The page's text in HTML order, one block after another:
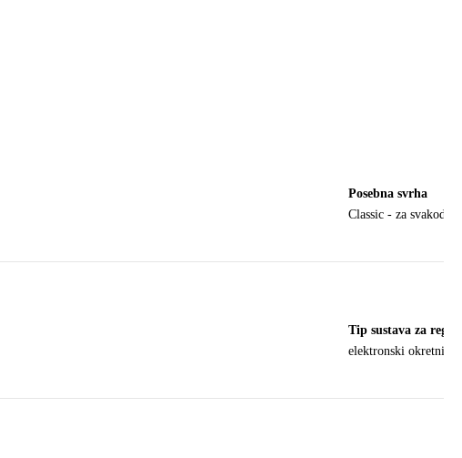
Posebna svrha
Classic - za
Tip sustava za
elektronski okretni